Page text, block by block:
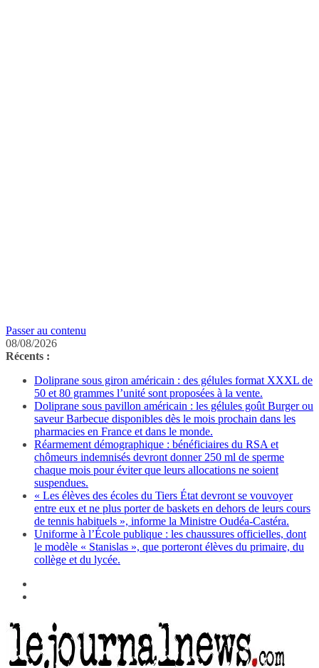
Passer au contenu
08/08/2026
Récents :
Doliprane sous giron américain : des gélules format XXXL de
50 et 80 grammes l’unité sont proposées à la vente.
Doliprane sous pavillon américain : les gélules goût Burger ou
saveur Barbecue disponibles dès le mois prochain dans les
pharmacies en France et dans le monde.
Réarmement démographique : bénéficiaires du RSA et
chômeurs indemnisés devront donner 250 ml de sperme
chaque mois pour éviter que leurs allocations ne soient
suspendues.
« Les élèves des écoles du Tiers État devront se vouvoyer
entre eux et ne plus porter de baskets en dehors de leurs cours
de tennis habituels », informe la Ministre Oudéa-Castéra.
Uniforme à l’École publique : les chaussures officielles, dont
le modèle « Stanislas », que porteront élèves du primaire, du
collège et du lycée.